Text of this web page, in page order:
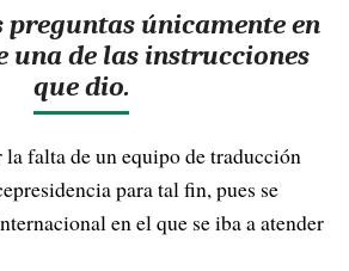
preguntas únicamente en
una de las instrucciones
que dio.
falta de un equipo de traducción
para tal fin, pues se
en el que se iba a atender